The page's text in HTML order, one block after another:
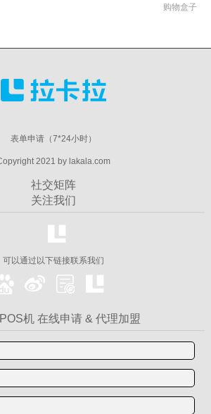
购物盒子
表单申请（7*24小时）
2021 by lakala.com
社交矩阵
关注我们
可以通过以下链接联系我们
机 在线申请 & 代理加盟